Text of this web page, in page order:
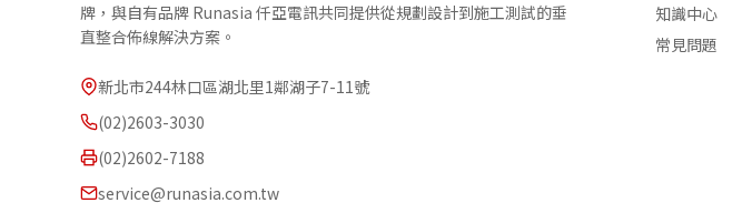
牌，與自有品牌 Runasia 仟亞電訊共同提供從規劃設計到施工測試的垂
直整合佈線解決方案。
新北市244林口區湖北里1鄰湖子7-11號
(02)2603-3030
(02)2602-7188
service@runasia.com.tw
知識中心
常見問題